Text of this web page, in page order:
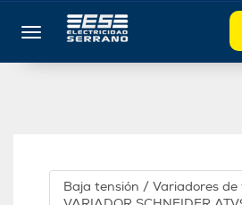
Toggle navigation
Baja tensión / Variadores de